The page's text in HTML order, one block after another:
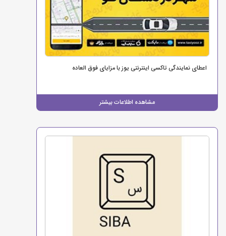
اعطای نمایندگی تاکسی اینترنتی یوز با مزایای فوق العاده
مشاهده اطلاعات بیشتر